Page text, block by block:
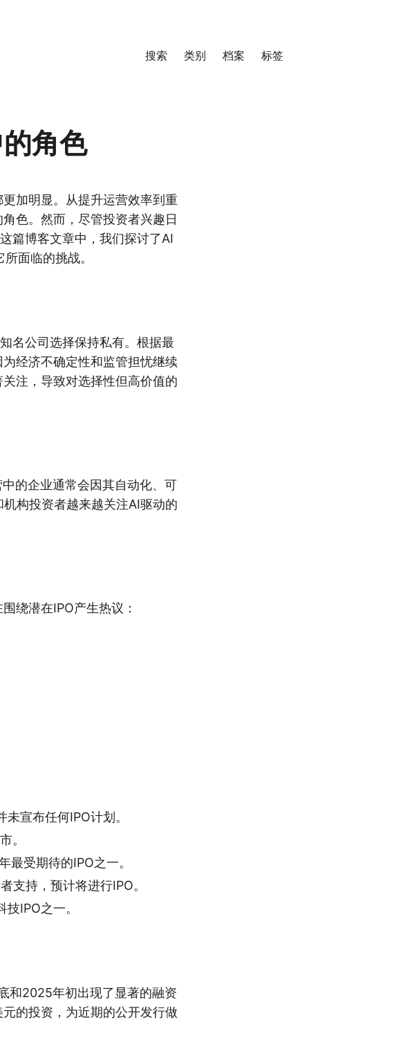
搜索 类别 档案 标签
角色
加明显。从提升运营效率到重
色。然而，尽管投资者兴趣日
篇博客文章中，我们探讨了AI
面临的挑战。
名公司选择保持私有。根据最
经济不确定性和监管担忧继续
注，导致对选择性但高价值的
的企业通常会因其自动化、可
构投资者越来越关注AI驱动的
绕潜在IPO产生热议：
宣布任何IPO计划。
。
受期待的IPO之一。
支持，预计将进行IPO。
IPO之一。
和2025年初出现了显著的融资
的投资，为近期的公开发行做